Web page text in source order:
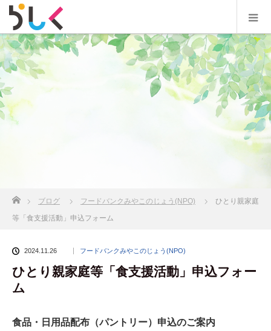
ブログ フードバンクみやこのじょう(NPO)
ひとり親家庭
等「食支援活動」申込フォーム
2024.11.26 フードバンクみやこのじょう(NPO)
ひとり親家庭等「食支援活動」申込フォー
ム
食品・日用品配布（パントリー）申込のご案内